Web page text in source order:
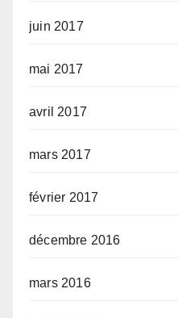
juin 2017
mai 2017
avril 2017
mars 2017
février 2017
décembre 2016
mars 2016